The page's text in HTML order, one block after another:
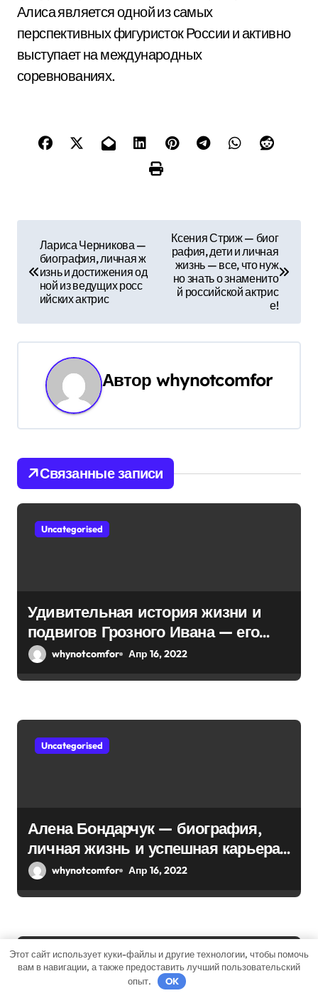
Алиса является одной из самых
перспективных фигуристок России и активно
выступает на международных
соревнованиях.
и
г
и
я
п
п
и
с
м
Лариса Черникова —
биография, личная ж
изнь и достижения од
ной из ведущих росс
ийских актрис
Ксения Стриж — биог
рафия, дети и личная
жизнь — все, что нуж
но знать о знаменито
й российской актрис
е!
Автор whynotcomfor
Связанные записи
Uncategorised
Удивительная история жизни и
подвигов Грозного Ивана — его
невероятная биография и
whynotcomfor Апр 16, 2022
Uncategorised
Алена Бондарчук — биография,
личная жизнь и успешная карьера
актрисы и режиссера
whynotcomfor Апр 16, 2022
Uncategorised
Этот сайт использует куки-файлы и другие технологии, чтобы помочь
вам в навигации, а также предоставить лучший пользовательский
опыт.
OK